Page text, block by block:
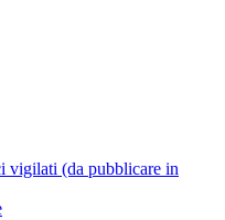
vigilati (da pubblicare in